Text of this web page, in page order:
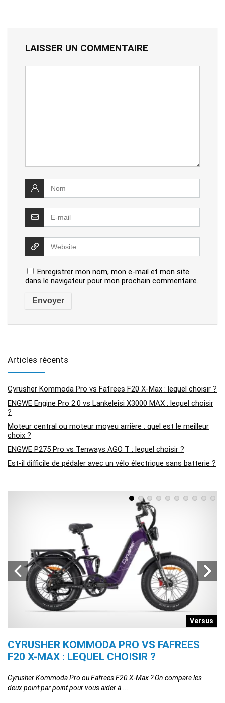
LAISSER UN COMMENTAIRE
Enregistrer mon nom, mon e-mail et mon site
dans le navigateur pour mon prochain commentaire.
Articles récents
Cyrusher Kommoda Pro vs Fafrees F20 X-Max : lequel choisir ?
ENGWE Engine Pro 2.0 vs Lankeleisi X3000 MAX : lequel choisir
?
Moteur central ou moteur moyeu arrière : quel est le meilleur
choix ?
ENGWE P275 Pro vs Tenways AGO T : lequel choisir ?
Est-il difficile de pédaler avec un vélo électrique sans batterie ?
Versus
CYRUSHER KOMMODA PRO VS FAFREES
F20 X-MAX : LEQUEL CHOISIR ?
Cyrusher Kommoda Pro ou Fafrees F20 X-Max ? On compare les
deux point par point pour vous aider à ...